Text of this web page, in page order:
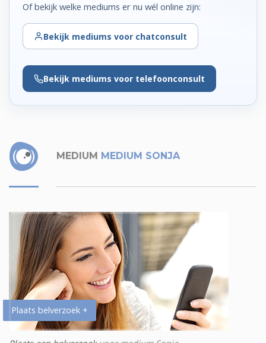
Of bekijk welke mediums er nu wél online zijn:
Bekijk mediums voor chatconsult
Bekijk mediums voor telefoonconsult
MEDIUM MEDIUM SONJA
Plaats belverzoek +